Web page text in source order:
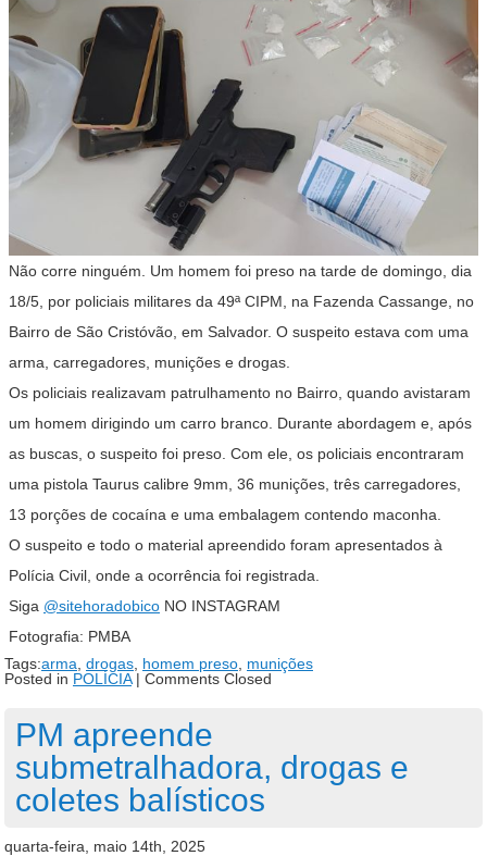
Não corre ninguém. Um homem foi preso na tarde de domingo, dia
18/5, por policiais militares da 49ª CIPM, na Fazenda Cassange, no
Bairro de São Cristóvão, em Salvador. O suspeito estava com uma
arma, carregadores, munições e drogas.
Os policiais realizavam patrulhamento no Bairro, quando avistaram
um homem dirigindo um carro branco. Durante abordagem e, após
as buscas, o suspeito foi preso. Com ele, os policiais encontraram
uma pistola Taurus calibre 9mm, 36 munições, três carregadores,
13 porções de cocaína e uma embalagem contendo maconha.
O suspeito e todo o material apreendido foram apresentados à
Polícia Civil, onde a ocorrência foi registrada.
Siga @sitehoradobico NO INSTAGRAM
Fotografia: PMBA
Tags:arma drogas homem preso munições
Posted in POLÍCIA| Comments Closed
PM apreende
submetralhadora, drogas e
coletes balísticos
quarta-feira, maio 14th, 2025